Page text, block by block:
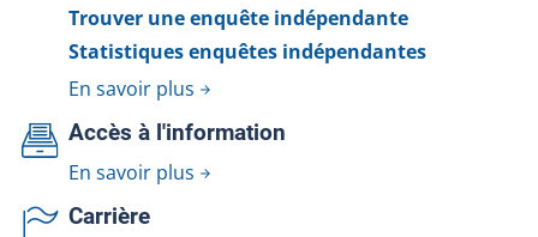
Trouver une enquête indépendante
Statistiques enquêtes indépendantes
En savoir plus
Accès à l'information
En savoir plus
Carrière